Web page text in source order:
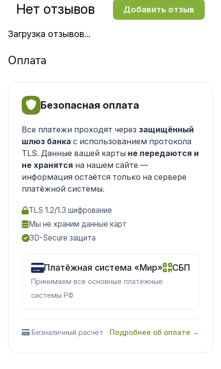
Загрузка отзывов...
Нет отзывов Добавить отзыв
Оплата
Безопасная оплата
Все платежи проходят через защищённый
шлюз банка с использованием протокола
TLS. Данные вашей карты не передаются и
не хранятся на нашем сайте —
информация остаётся только на сервере
платёжной системы.
TLS 1.2/1.3 шифрование
Мы не храним данные карт
3D-Secure защита
Платёжная система «Мир» СБП
Принимаем все основные платёжные
системы РФ
Безналичный расчёт Подробнее об оплате →